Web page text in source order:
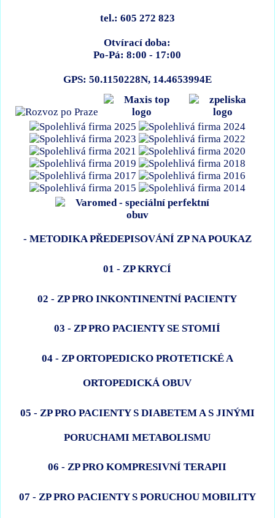
tel.: 605 272 823
Otvírací doba:
Po-Pá: 8:00 - 17:00
GPS: 50.1150228N, 14.4653994E
- METODIKA PŘEDEPISOVÁNÍ ZP NA POUKAZ
01 - ZP KRYCÍ
02 - ZP PRO INKONTINENTNÍ PACIENTY
03 - ZP PRO PACIENTY SE STOMIÍ
04 - ZP ORTOPEDICKO PROTETICKÉ A
ORTOPEDICKÁ OBUV
05 - ZP PRO PACIENTY S DIABETEM A S JINÝMI
PORUCHAMI METABOLISMU
06 - ZP PRO KOMPRESIVNÍ TERAPII
07 - ZP PRO PACIENTY S PORUCHOU MOBILITY